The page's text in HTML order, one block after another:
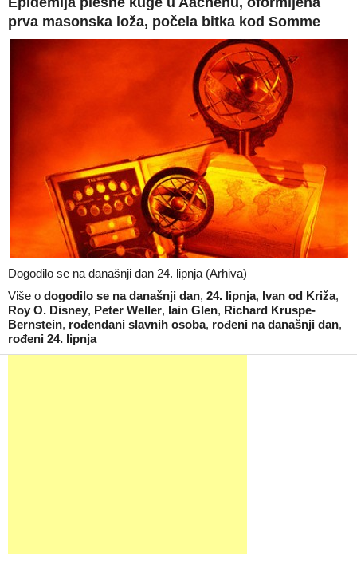
prva masonska loža, počela bitka kod Somme
Dogodilo se na današnji dan 24. lipnja (Arhiva)
Više o dogodilo se na današnji dan, 24. lipnja, Ivan od Križa,
Roy O. Disney, Peter Weller, Iain Glen, Richard Kruspe-
Bernstein, rođendani slavnih osoba, rođeni na današnji dan,
rođeni 24. lipnja